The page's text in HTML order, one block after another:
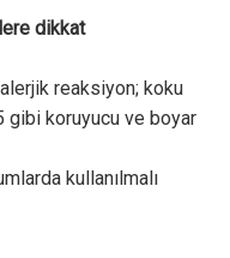
dikkat
reaksiyon; koku
gibi koruyucu ve boyar
kullanılmalı